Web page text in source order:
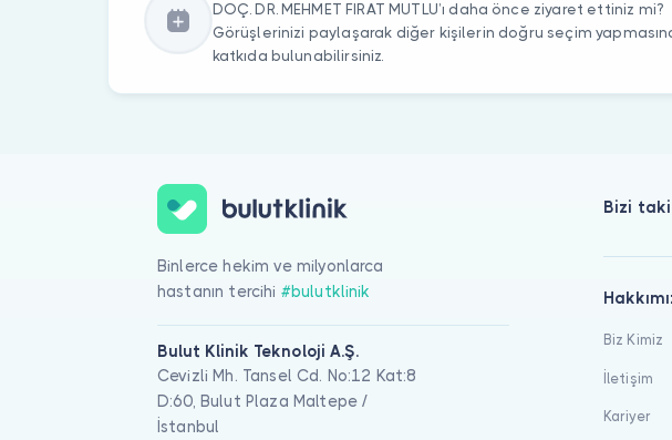
DOÇ. DR. MEHMET FIRAT MUTLU’ı daha önce ziyaret ettiniz mi?
Görüşlerinizi paylaşarak diğer kişilerin doğru seçim
katkıda bulunabilirsiniz.
Binlerce hekim ve milyonlarca
hastanın tercihi #bulutklinik
Bulut Klinik Teknoloji A.Ş.
Cevizli Mh. Tansel Cd. No:12 Kat:8
D:60, Bulut Plaza Maltepe /
İstanbul
Bizi
Biz Kimiz
İletişim
Kariyer